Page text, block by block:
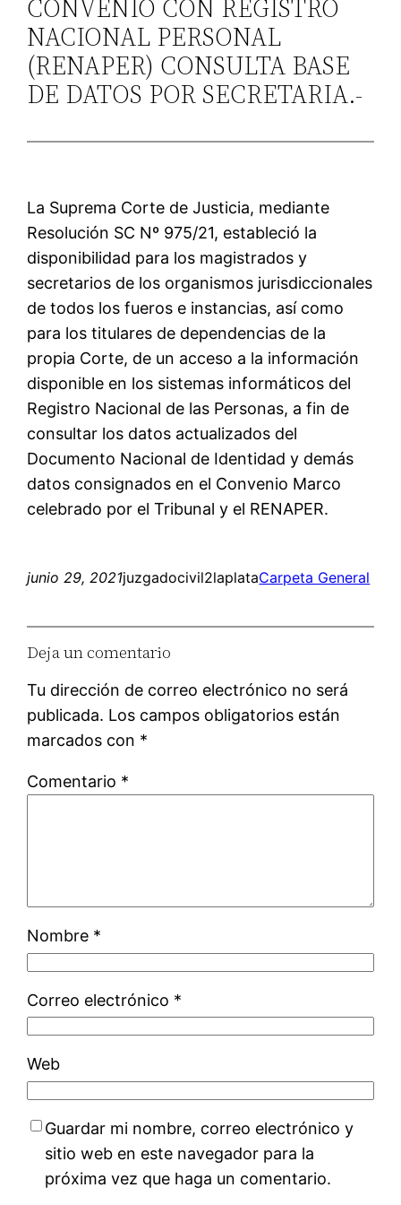
CONVENIO CON REGISTRO
NACIONAL PERSONAL
(RENAPER) CONSULTA BASE
DE DATOS POR SECRETARIA.-
La Suprema Corte de Justicia, mediante
Resolución SC Nº 975/21, estableció la
disponibilidad para los magistrados y
secretarios de los organismos jurisdiccionales
de todos los fueros e instancias, así como
para los titulares de dependencias de la
propia Corte, de un acceso a la información
disponible en los sistemas informáticos del
Registro Nacional de las Personas, a fin de
consultar los datos actualizados del
Documento Nacional de Identidad y demás
datos consignados en el Convenio Marco
celebrado por el Tribunal y el RENAPER.
junio 29, 2021juzgadocivil2laplataCarpeta General
Deja un comentario
Tu dirección de correo electrónico no será
publicada. Los campos obligatorios están
marcados con *
Comentario *
Nombre *
Correo electrónico *
Web
Guardar mi nombre, correo electrónico y
sitio web en este navegador para la
próxima vez que haga un comentario.